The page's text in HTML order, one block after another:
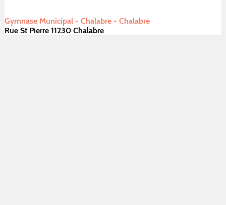
Gymnase Municipal - Chalabre - Chalabre
Rue St Pierre 11230 Chalabre